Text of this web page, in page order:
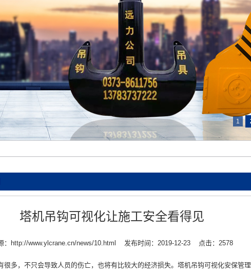
1
塔机吊钩可视化让施工安全看得见
： http://www.ylcrane.cn/news/10.html 发布时间：2019-12-23 点击：2578
，不只会导致人员的伤亡，也将有比较大的经济损失。塔机吊钩可视化安保管